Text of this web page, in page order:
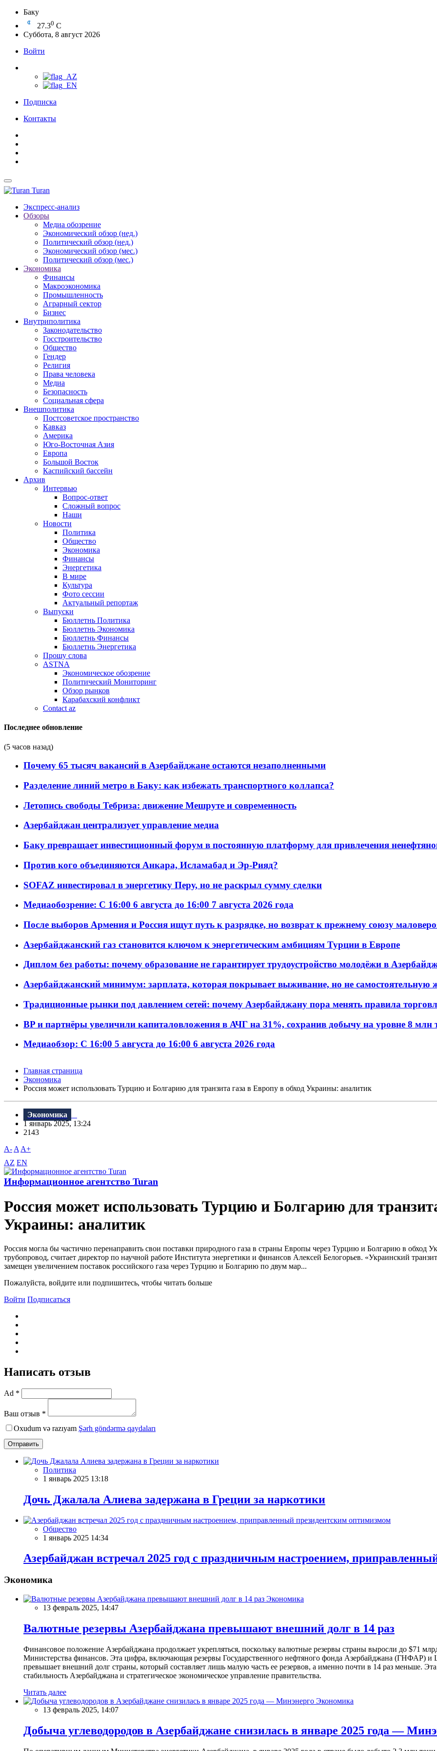
Баку
27.30 C
Суббота, 8 август 2026
Войти
Подписка
Контакты
Turan
Экспресс-анализ
Обзоры
Медиа обозрение
Экономический обзор (нед.)
Политический обзор (нед.)
Экономический обзор (мес.)
Политический обзор (мес.)
Экономика
Финансы
Макроэкономика
Промышленность
Аграрный сектор
Бизнес
Внутриполитика
Законодательство
Госстроительство
Общество
Гендер
Религия
Права человека
Медиа
Безопасность
Социальная сфера
Внешполитика
Постсоветское пространство
Кавказ
Америка
Юго-Восточная Азия
Европа
Большой Восток
Каспийский бассейн
Архив
Интервью
Вопрос-ответ
Сложный вопрос
Наши
Новости
Политика
Общество
Экономика
Финансы
Энергетика
В мире
Культура
Фото сессии
Актуальный репортаж
Выпуски
Бюллетнь Политика
Бюллетнь Экономика
Бюллетнь Финансы
Бюллетнь Энергетика
Прошу слова
ASTNA
Экономическое обозрение
Политический Мониторинг
Обзор рынков
Карабахский конфликт
Contact az
Последнее обновление
(5 часов назад)
Почему 65 тысяч вакансий в Азербайджане остаются незаполненными
Разделение линий метро в Баку: как избежать транспортного коллапса?
Летопись свободы Тебриза: движение Мешруте и современность
Азербайджан централизует управление медиа
Баку превращает инвестиционный форум в постоянную платформу для привлечения
Против кого объединяются Анкара, Исламабад и Эр-Рияд?
SOFAZ инвестировал в энергетику Перу, но не раскрыл сумму сделки
Медиаобозрение: С 16:00 6 августа до 16:00 7 августа 2026 года
После выборов Армения и Россия ищут путь к разрядке, но возврат к прежнему союзу
Азербайджанский газ становится ключом к энергетическим амбициям Турции в Европе
Диплом без работы: почему образование не гарантирует трудоустройство молодёжи в
Азербайджанский минимум: зарплата, которая покрывает выживание, но не самостоятельную
Традиционные рынки под давлением сетей: почему Азербайджану пора менять правила
BP и партнёры увеличили капиталовложения в АЧГ на 31%, сохранив добычу на уровне 8 млн
Медиаобзор: С 16:00 5 августа до 16:00 6 августа 2026 года
Главная страница
Экономика
Россия может использовать Турцию и Болгарию для транзита газа в Европу в обход Украины: аналитик
Экономика
1 январь 2025, 13:24
2143
A- A A+
AZ EN
Информационное агентство Turan
Россия может использовать Турцию и Болгарию для
Украины: аналитик
Россия могла бы частично перенаправить свои поставки природного газа в страны Европы через Турцию и Болгарию в обход
трубопровод, считает директор по научной работе Института энергетики и финансов Алексей Белогорьев. «Украинский
замещен увеличением поставок российского газа через Турцию и Болгарию по двум мар...
Пожалуйста, войдите или подпишитесь, чтобы читать больше
Войти Подписаться
Написать отзыв
Ad *
Ваш отзыв *
Oxudum və razıyam Şərh göndərmə qaydaları
Отправить
Политика
1 январь 2025 13:18
Дочь Джалала Алиева задержана в Греции за наркотики
Общество
1 январь 2025 14:34
Азербайджан встречал 2025 год с праздничным настроением,
Экономика
Экономика
13 февраль 2025, 14:47
Валютные резервы Азербайджана превышают внешний долг в 14 раз
Финансовое положение Азербайджана продолжает укрепляться, поскольку валютные резервы страны выросли до $71
Министерства финансов. Эта цифра, включающая резервы Государственного нефтяного фонда Азербайджана (ГНФАР) и
превышает внешний долг страны, который составляет лишь малую часть ее резервов, а именно почти в 14 раз меньше.
стабильность Азербайджана и стратегическое экономическое управление правительства.
Читать далее
Экономика
13 февраль 2025, 14:07
Добыча углеводородов в Азербайджане снизилась в январе 2025 года —